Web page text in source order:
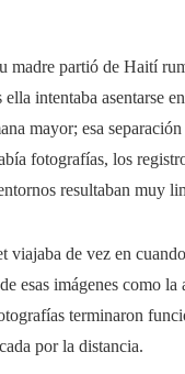
madre partió de Haití
intentaba asentarse
mayor; esa
fotografías, los
resultaban muy
viajaba de vez en
esas imágenes como
terminaron
por la distancia.